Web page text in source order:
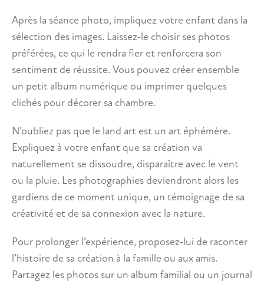
Après la séance photo, impliquez votre enfant dans la
sélection des images. Laissez-le choisir ses photos
préférées, ce qui le rendra fier et renforcera son
sentiment de réussite. Vous pouvez créer ensemble
un petit album numérique ou imprimer quelques
clichés pour décorer sa chambre.
N’oubliez pas que le land art est un art éphémère.
Expliquez à votre enfant que sa création va
naturellement se dissoudre, disparaître avec le vent
ou la pluie. Les photographies deviendront alors les
gardiens de ce moment unique, un témoignage de sa
créativité et de sa connexion avec la nature.
Pour prolonger l’expérience, proposez-lui de raconter
l’histoire de sa création à la famille ou aux amis.
Partagez les photos sur un album familial ou un journal